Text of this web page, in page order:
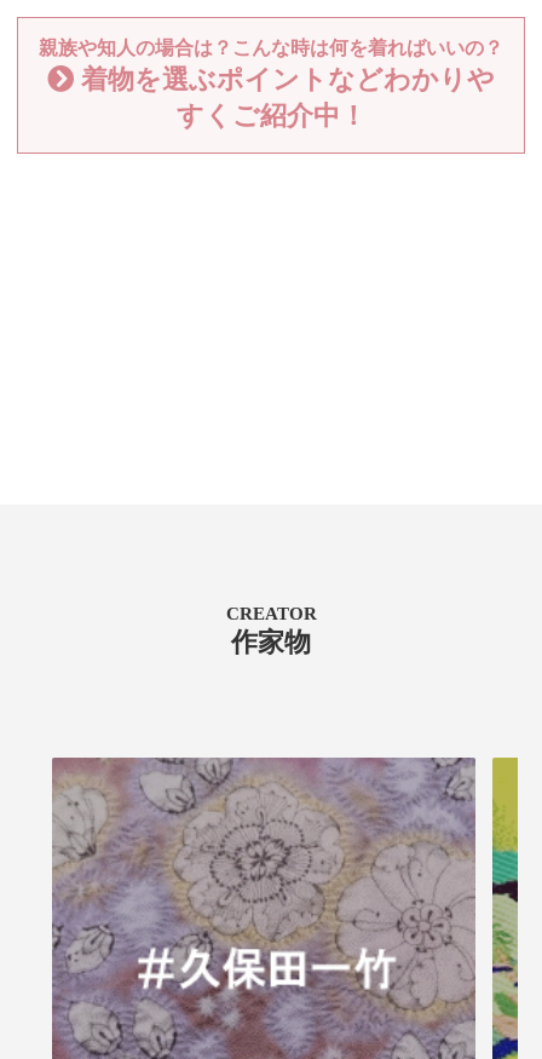
親族や知人の場合は？こんな時は何を着ればいいの？
着物を選ぶポイントなどわかりや
すくご紹介中！
CREATOR
作家物